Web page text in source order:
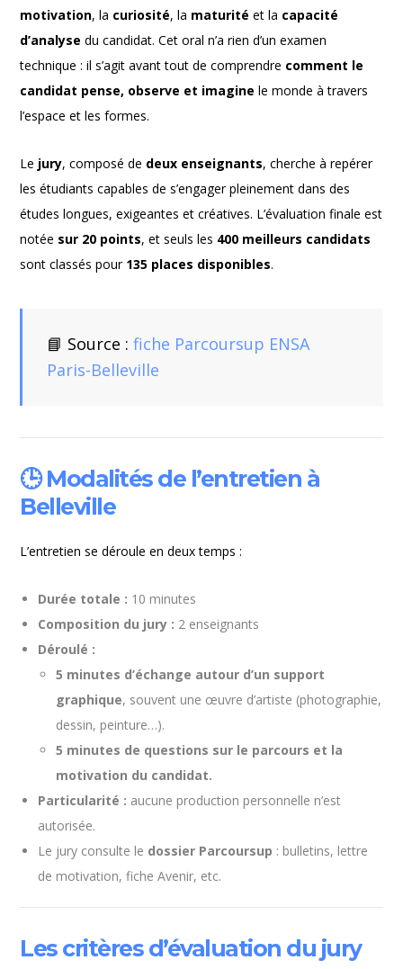
motivation, la curiosité, la maturité et la capacité
d’analyse du candidat. Cet oral n’a rien d’un examen
technique : il s’agit avant tout de comprendre comment le
candidat pense, observe et imagine le monde à travers
l’espace et les formes.
Le jury, composé de deux enseignants, cherche à repérer
les étudiants capables de s’engager pleinement dans des
études longues, exigeantes et créatives. L’évaluation finale est
notée sur 20 points, et seuls les 400 meilleurs candidats
sont classés pour 135 places disponibles.
📘 Source :fiche Parcoursup ENSA
Paris-Belleville
🕒 Modalités de l’entretien à
Belleville
L’entretien se déroule en deux temps :
Durée totale : 10 minutes
Composition du jury : 2 enseignants
Déroulé :
5 minutes d’échange autour d’un support
graphique, souvent une œuvre d’artiste (photographie,
dessin, peinture…).
5 minutes de questions sur le parcours et la
motivation du candidat.
Particularité : aucune production personnelle n’est
autorisée.
Le jury consulte le dossier Parcoursup : bulletins, lettre
de motivation, fiche Avenir, etc.
Les critères d’évaluation du jury